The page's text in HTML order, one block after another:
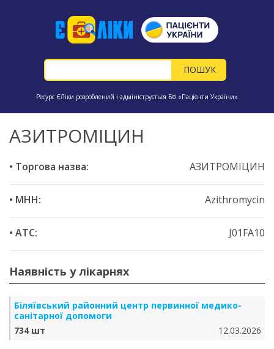
Ресурс ЄЛіки розроблений і адмініструється БФ «Пацієнти України»
АЗИТРОМІЦИН
• Торгова назва: АЗИТРОМІЦИН
• МНН: Azithromycin
• ATC: J01FA10
Наявність у лікарнях
Біляївський районний центр первинної медико-
санітарної допомоги
734 шт
12.03.2026